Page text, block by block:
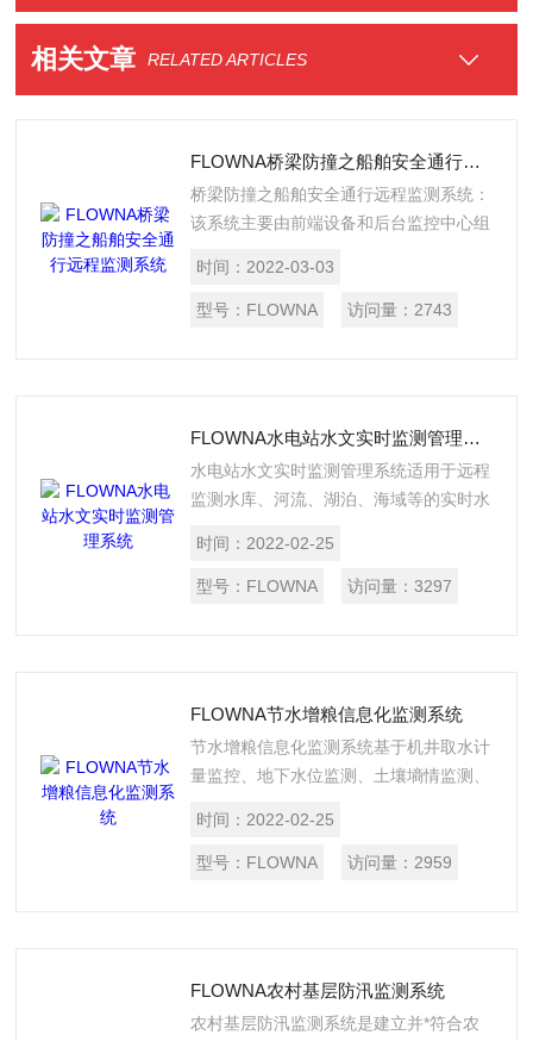
相关文章 RELATED ARTICLES
FLOWNA桥梁防撞之船舶安全通行远程监测系统
桥梁防撞之船舶安全通行远程监测系统：
该系统主要由前端设备和后台监控中心组
传感器、LED显示屏、摄像头、测控终
端。
时间： 2022-03-03
型号： FLOWNA 访问量： 2743
FLOWNA水电站水文实时监测管理系统
水电站水文实时监测管理系统适用于远程
监测水库、河流、湖泊、海域等的实时水
向、大气压、水电站的实时下泄流量等数
据，并结合电站生产运行数据进行监测与
态、发电等多方面的要求。
时间： 2022-02-25
型号： FLOWNA 访问量： 3297
FLOWNA节水增粮信息化监测系统
节水增粮信息化监测系统基于机井取水计
量监控、地下水位监测、土壤墒情监测、
多功能设计，采用GPRS/CDMA或
433MHZ的无线通信方式，实现监控中心
时间： 2022-02-25
型号： FLOWNA 访问量： 2959
FLOWNA农村基层防汛监测系统
农村基层防汛监测系统是建立并*符合农